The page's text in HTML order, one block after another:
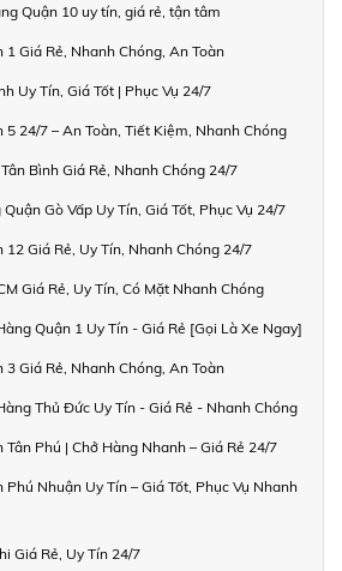
Quận 10 uy tín, giá rẻ, tận tâm
1 Giá Rẻ, Nhanh Chóng, An Toàn
Uy Tín, Giá Tốt | Phục Vụ 24/7
5 24/7 – An Toàn, Tiết Kiệm, Nhanh Chóng
Bình Giá Rẻ, Nhanh Chóng 24/7
Gò Vấp Uy Tín, Giá Tốt, Phục Vụ 24/7
12 Giá Rẻ, Uy Tín, Nhanh Chóng 24/7
Giá Rẻ, Uy Tín, Có Mặt Nhanh Chóng
Quận 1 Uy Tín - Giá Rẻ [Gọi Là Xe Ngay]
3 Giá Rẻ, Nhanh Chóng, An Toàn
Thủ Đức Uy Tín - Giá Rẻ - Nhanh Chóng
Tân Phú | Chở Hàng Nhanh – Giá Rẻ 24/7
Phú Nhuận Uy Tín – Giá Tốt, Phục Vụ Nhanh
Giá Rẻ, Uy Tín 24/7